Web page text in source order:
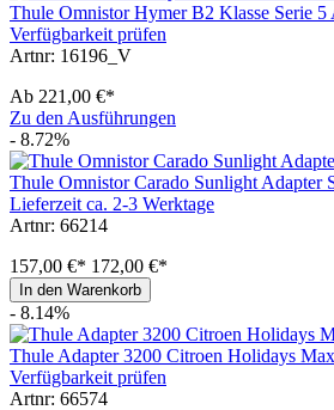
Thule Omnistor Hymer B2 Klasse Serie 5
Verfügbarkeit prüfen
Artnr: 16196_V
Ab 221,00 €*
Zu den Ausführungen
- 8.72%
Thule Omnistor Carado Sunlight Adapter
Lieferzeit ca. 2-3 Werktage
Artnr: 66214
157,00 €* 172,00 €*
In den Warenkorb
- 8.14%
Thule Adapter 3200 Citroen Holidays
Verfügbarkeit prüfen
Artnr: 66574